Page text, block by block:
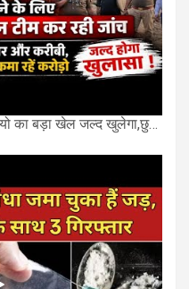
अतीक अहमद के रिश्तेदार और करीबीयो का बड़ा खेल जल्द खुलेगा,छुप कर करोड़ो कमाने वाले SIT के राडार पर